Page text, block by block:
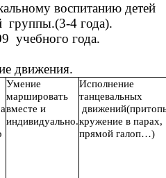
воспитанию детей
группы.(3-4 года).
учебного года.
движения.
Умение
маршировать
вместе и
индивидуально.
Исполнение
танцевальных
кружение в парах,
прямой галоп…)